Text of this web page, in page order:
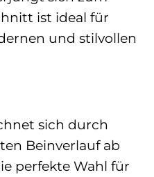
ist ideal für
und stilvollen
sich durch
Beinverlauf ab
perfekte Wahl für